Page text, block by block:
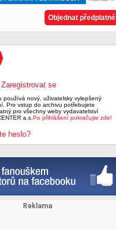
Objednat předplatné
se
používá nový, uživatelsky vylepšený
Pro vstup do archivu potřebujete
pro všechny weby vydavatelství
a.s. Po přihlášení pokračujte zde!
heslo?